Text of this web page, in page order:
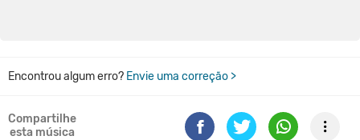
Encontrou algum erro? Envie uma correção >
Compartilhe
esta música